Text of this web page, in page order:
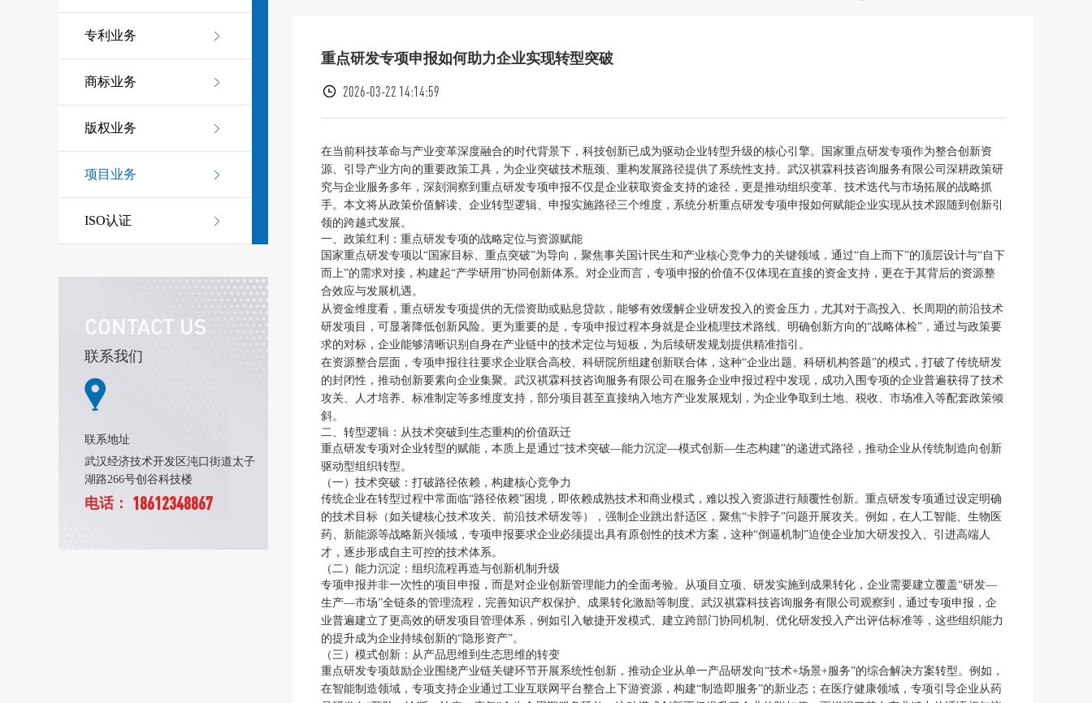
专利业务
商标业务
版权业务
项目业务
ISO认证
CONTACT US
联系我们
联系地址
武汉经济技术开发区沌口街道太子
湖路266号创谷科技楼
电话： 18612348867
重点研发专项申报如何助力企业实现转型突破
2026-03-22 14:14:59
在当前科技革命与产业变革深度融合的时代背景下，科技创新已成为驱动企业转型升级的核心引擎。国家重点研发专项作为整合创新资
源、引导产业方向的重要政策工具，为企业突破技术瓶颈、重构发展路径提供了系统性支持。武汉祺霖科技咨询服务有限公司深耕政策研
究与企业服务多年，深刻洞察到重点研发专项申报不仅是企业获取资金支持的途径，更是推动组织变革、技术迭代与市场拓展的战略抓
手。本文将从政策价值解读、企业转型逻辑、申报实施路径三个维度，系统分析重点研发专项申报如何赋能企业实现从技术跟随到创新引
领的跨越式发展。
一、政策红利：重点研发专项的战略定位与资源赋能
国家重点研发专项以“国家目标、重点突破”为导向，聚焦事关国计民生和产业核心竞争力的关键领域，通过“自上而下”的顶层设计与“自下
而上”的需求对接，构建起“产学研用”协同创新体系。对企业而言，专项申报的价值不仅体现在直接的资金支持，更在于其背后的资源整
合效应与发展机遇。
从资金维度看，重点研发专项提供的无偿资助或贴息贷款，能够有效缓解企业研发投入的资金压力，尤其对于高投入、长周期的前沿技术
研发项目，可显著降低创新风险。更为重要的是，专项申报过程本身就是企业梳理技术路线、明确创新方向的“战略体检”，通过与政策要
求的对标，企业能够清晰识别自身在产业链中的技术定位与短板，为后续研发规划提供精准指引。
在资源整合层面，专项申报往往要求企业联合高校、科研院所组建创新联合体，这种“企业出题、科研机构答题”的模式，打破了传统研发
的封闭性，推动创新要素向企业集聚。武汉祺霖科技咨询服务有限公司在服务企业申报过程中发现，成功入围专项的企业普遍获得了技术
攻关、人才培养、标准制定等多维度支持，部分项目甚至直接纳入地方产业发展规划，为企业争取到土地、税收、市场准入等配套政策倾
斜。
二、转型逻辑：从技术突破到生态重构的价值跃迁
重点研发专项对企业转型的赋能，本质上是通过“技术突破—能力沉淀—模式创新—生态构建”的递进式路径，推动企业从传统制造向创新
驱动型组织转型。
（一）技术突破：打破路径依赖，构建核心竞争力
传统企业在转型过程中常面临“路径依赖”困境，即依赖成熟技术和商业模式，难以投入资源进行颠覆性创新。重点研发专项通过设定明确
的技术目标（如关键核心技术攻关、前沿技术研发等），强制企业跳出舒适区，聚焦“卡脖子”问题开展攻关。例如，在人工智能、生物医
药、新能源等战略新兴领域，专项申报要求企业必须提出具有原创性的技术方案，这种“倒逼机制”迫使企业加大研发投入、引进高端人
才，逐步形成自主可控的技术体系。
（二）能力沉淀：组织流程再造与创新机制升级
专项申报并非一次性的项目申报，而是对企业创新管理能力的全面考验。从项目立项、研发实施到成果转化，企业需要建立覆盖“研发—
生产—市场”全链条的管理流程，完善知识产权保护、成果转化激励等制度。武汉祺霖科技咨询服务有限公司观察到，通过专项申报，企
业普遍建立了更高效的研发项目管理体系，例如引入敏捷开发模式、建立跨部门协同机制、优化研发投入产出评估标准等，这些组织能力
的提升成为企业持续创新的“隐形资产”。
（三）模式创新：从产品思维到生态思维的转变
重点研发专项鼓励企业围绕产业链关键环节开展系统性创新，推动企业从单一产品研发向“技术+场景+服务”的综合解决方案转型。例如，
在智能制造领域，专项支持企业通过工业互联网平台整合上下游资源，构建“制造即服务”的新业态；在医疗健康领域，专项引导企业从药